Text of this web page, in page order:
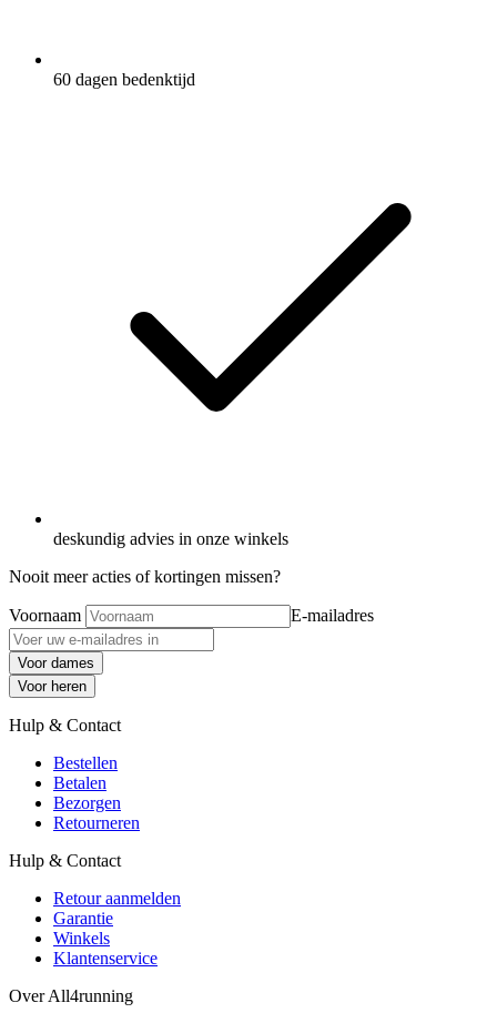
60 dagen bedenktijd
deskundig advies in onze winkels
Nooit meer acties of kortingen missen?
Voornaam E-mailadres
Voor dames
Voor heren
Hulp & Contact
Bestellen
Betalen
Bezorgen
Retourneren
Hulp & Contact
Retour aanmelden
Garantie
Winkels
Klantenservice
Over All4running